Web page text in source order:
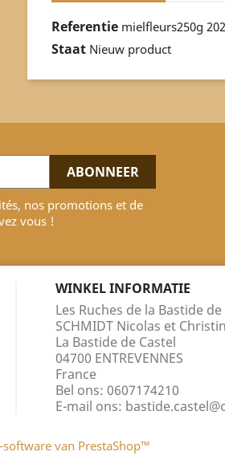
Referentie mielfleurs250g
Staat Nieuw product
nos promotions et de
vous !
WINKEL INFORMATIE
Les Ruches de la Bastide de
SCHMIDT Nicolas et
La Bastide de Castel
04700 ENTREVENNES
France
Bel ons: 0607174210
E-mail ons:
van PrestaShop™